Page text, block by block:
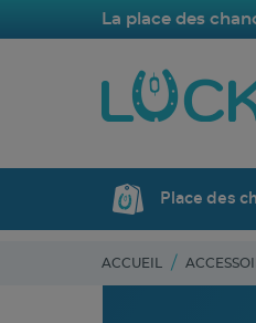
La place des
Place des
ACCUEIL